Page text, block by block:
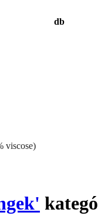
db
viscose)